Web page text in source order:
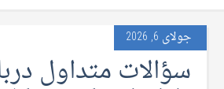
جولای 6, 2026
سؤالات متداول